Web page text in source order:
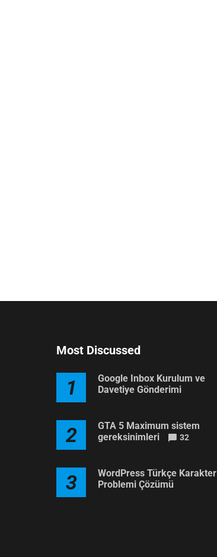
Most Discussed
1
Google Inbox Kurulum ve
Davetiye Gönderimi
2
GTA 5 Maximum sistem
gereksinimleri
32
3
WordPress Türkçe Karakter
Problemi Çözümü